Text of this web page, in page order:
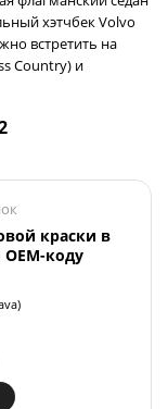
хэтчбек Volvo
встретить на
Country) и
краски в
коду